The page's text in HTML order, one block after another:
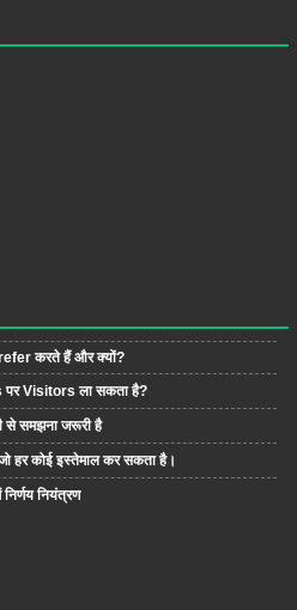
करते हैं और क्यों?
Visitors ला सकता है?
समझना जरूरी है
हर कोई इस्तेमाल कर सकता है।
नियंत्रण